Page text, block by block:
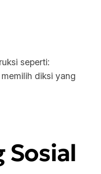
seperti:
diksi yang
Sosial